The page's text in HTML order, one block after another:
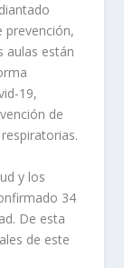
prevención,
aulas están
19,
de
y los
34
De esta
de este